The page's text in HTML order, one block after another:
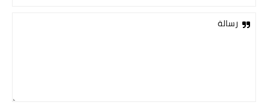
رسالة